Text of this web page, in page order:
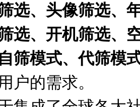
选、头像筛选、
选、开机筛选、
自筛模式、代筛模
户的需求。